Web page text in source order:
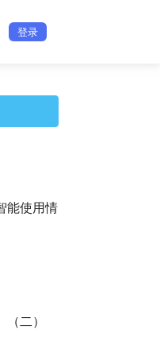
登录
能使用情
二）